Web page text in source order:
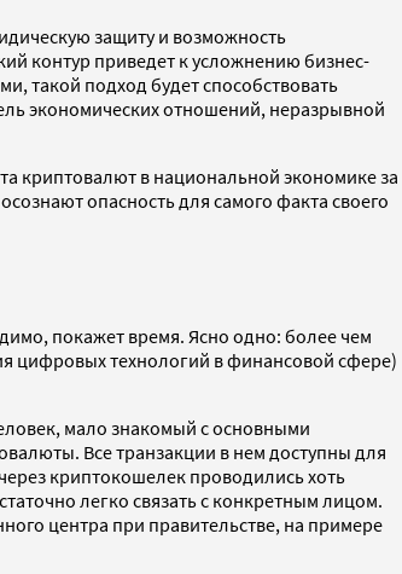
защиту и возможность
контур приведет к усложнению бизнес-
такой подход будет способствовать
экономических отношений, неразрывной
криптовалют в национальной экономике за
опасность для самого факта своего
покажет время. Ясно одно: более чем
цифровых технологий в финансовой сфере)
мало знакомый с основными
Все транзакции в нем доступны для
криптокошелек проводились хоть
легко связать с конкретным лицом.
центра при правительстве, на примере